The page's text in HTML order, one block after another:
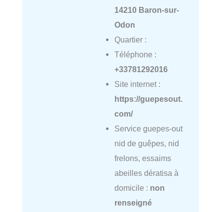
14210 Baron-sur-
Odon
Quartier :
Téléphone :
+33781292016
Site internet :
https://guepesout.
com/
Service guepes-out
nid de guêpes, nid
frelons, essaims
abeilles dératisa à
domicile : non
renseigné